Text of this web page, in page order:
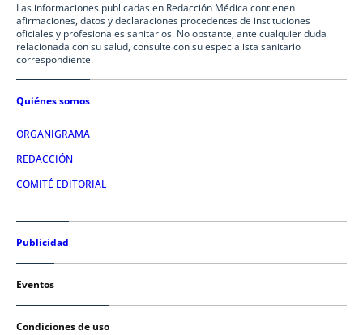
Las informaciones publicadas en Redacción Médica contienen
afirmaciones, datos y declaraciones procedentes de instituciones
oficiales y profesionales sanitarios. No obstante, ante cualquier duda
relacionada con su salud, consulte con su especialista sanitario
correspondiente.
Quiénes somos
ORGANIGRAMA
REDACCIÓN
COMITÉ EDITORIAL
Publicidad
Eventos
Condiciones de uso